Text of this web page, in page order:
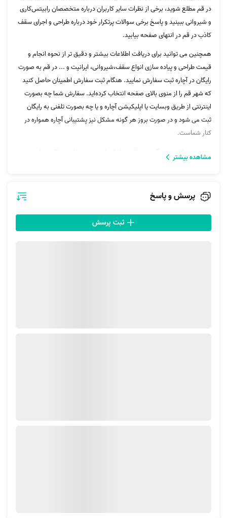
در قم مطلع شوید، برخی از نظرات سایر کاربران درباره متخصصان رابیتس‌کاری
و شیروانی ببینید و پاسخ برخی سوالات پرتکرار خود درباره طراحی و اجرای سقف
کاذب در قم در انتهای صفحه بیابید.
همچنین می توانید برای دریافت اطلاعات بیشتر و دقیق تر از نحوه انجام و
قیمت طراحی و پیاده سازی انواع سقف،شیروانی، ایرانیت و ... در قم به صورت
رایگان در آچاره ثبت سفارش نمایید. هنگام ثبت سفارش اطمینان حاصل کنید
که شهر قم را از منوی بالای صفحه انتخاب کرده‌اید. سفارش شما چه بصورت
اینترنتی از طریق وبسایت یا اپلیکیشن آچاره و یا چه بصورت تلفنی به رایگان
ثبت می شود و در صورت بروز هر گونه مشکل نیز پشتیبانی آچاره همواره در
کنار شماست.
در صورت داشتن هر گونه سوال در رابطه با نورمخفی، رابیتس‌کاری، رابیتس
مشاهده بیشتر
پرسش و پاسخ